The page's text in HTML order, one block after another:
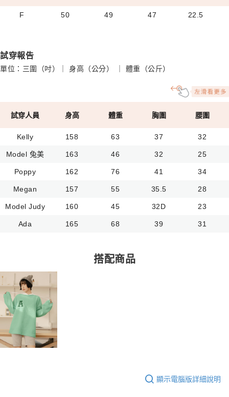
F 50 49 47 22.5
試穿報告
單位：三圍（吋）｜ 身高（公分） ｜ 體重（公斤）
試穿人員 身高 體重 胸圍 腰圍
Kelly 158 63 37 32
Model 兔美 163 46 32 25
Poppy 162 76 41 34
Megan 157 55 35.5 28
Model Judy 160 45 32D 23
Ada 165 68 39 31
搭配商品
顯示電腦版詳細說明